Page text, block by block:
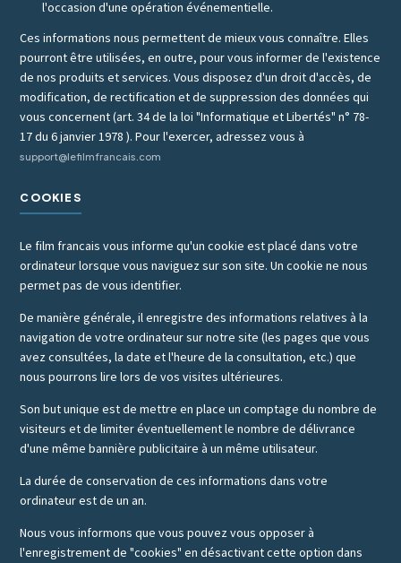
l'occasion d'une opération événementielle.
Ces informations nous permettent de mieux vous connaître. Elles
pourront être utilisées, en outre, pour vous informer de l'existence
de nos produits et services. Vous disposez d'un droit d'accès, de
modification, de rectification et de suppression des données qui
vous concernent (art. 34 de la loi "Informatique et Libertés" n° 78-
17 du 6 janvier 1978 ). Pour l'exercer, adressez vous à
support@lefilmfrancais.com
COOKIES
Le film francais vous informe qu'un cookie est placé dans votre
ordinateur lorsque vous naviguez sur son site. Un cookie ne nous
permet pas de vous identifier.
De manière générale, il enregistre des informations relatives à la
navigation de votre ordinateur sur notre site (les pages que vous
avez consultées, la date et l'heure de la consultation, etc.) que
nous pourrons lire lors de vos visites ultérieures.
Son but unique est de mettre en place un comptage du nombre de
visiteurs et de limiter éventuellement le nombre de délivrance
d'une même bannière publicitaire à un même utilisateur.
La durée de conservation de ces informations dans votre
ordinateur est de un an.
Nous vous informons que vous pouvez vous opposer à
l'enregistrement de "cookies" en désactivant cette option dans